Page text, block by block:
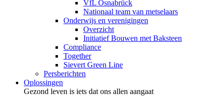
VfL Osnabrück
Nationaal team van metselaars
Onderwijs en verenigingen
Overzicht
Initiatief Bouwen met Baksteen
Compliance
Together
Sievert Green Line
Persberichten
Oplossingen
Gezond leven is iets dat ons allen aangaat